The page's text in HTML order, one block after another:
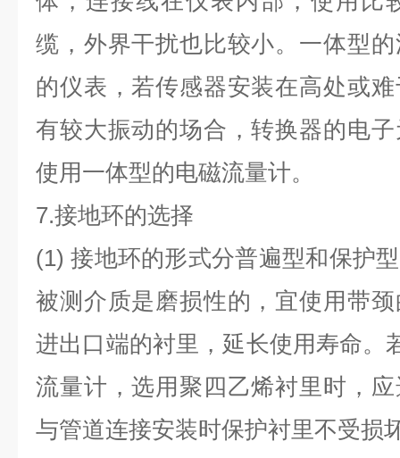
缆，外界干扰也比较小。一体型
的仪表，若传感器安装在高处或
有较大振动的场合，转换器的电
使用一体型的电磁流量计。
7.接地环的选择
(1)接地环的形式分普遍型和保护
被测介质是磨损性的，宜使用带
进出口端的衬里，延长使用寿命。
流量计，选用聚四乙烯衬里时，
与管道连接安装时保护衬里不受损